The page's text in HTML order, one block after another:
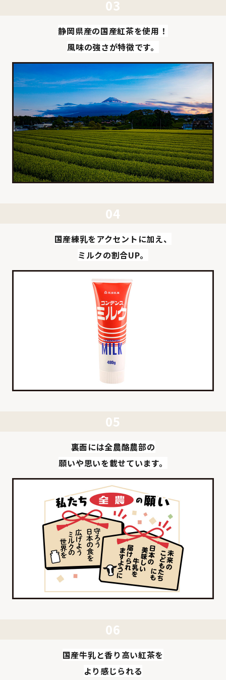
静岡県産の国産紅茶を使用！
風味の強さが特徴です。
国産練乳をアクセントに加え、
ミルクの割合UP。
裏面には全農酪農部の
願いや思いを載せています。
国産牛乳と香り高い紅茶を
より感じられる